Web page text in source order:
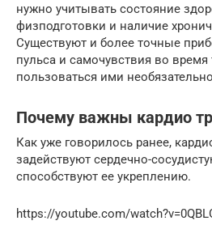
нужно учитывать состояние
физподготовки и наличие
Существуют и более точные
пульса и самочувствия во время
пользоваться ими
Почему важны кардио
Как уже говорилось ранее,
задействуют сердечно-
способствуют ее укреплению.
https://youtube.com/